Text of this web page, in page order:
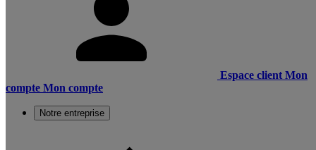
Espace client Mon
compte Mon compte
Notre entreprise